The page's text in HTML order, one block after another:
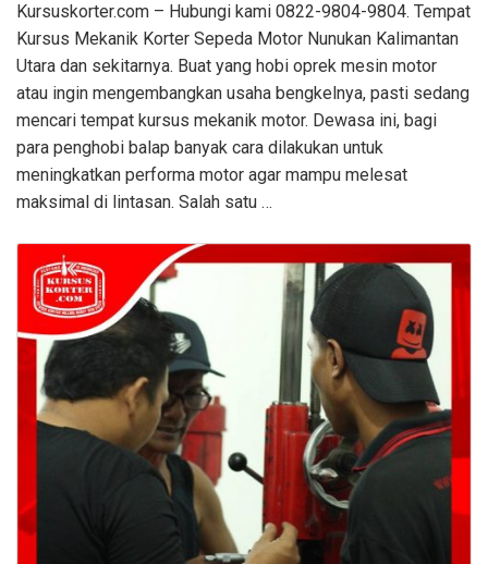
Kursuskorter.com – Hubungi kami 0822-9804-9804. Tempat
Kursus Mekanik Korter Sepeda Motor Nunukan Kalimantan
Utara dan sekitarnya. Buat yang hobi oprek mesin motor
atau ingin mengembangkan usaha bengkelnya, pasti sedang
mencari tempat kursus mekanik motor. Dewasa ini, bagi
para penghobi balap banyak cara dilakukan untuk
meningkatkan performa motor agar mampu melesat
maksimal di lintasan. Salah satu …